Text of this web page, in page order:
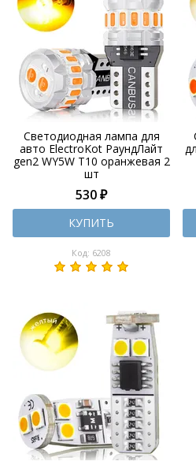
Светодиодная лампа для
авто ElectroKot РаундЛайт
gen2 WY5W T10 оранжевая 2
шт
530 ₽
КУПИТЬ
Код: 6208